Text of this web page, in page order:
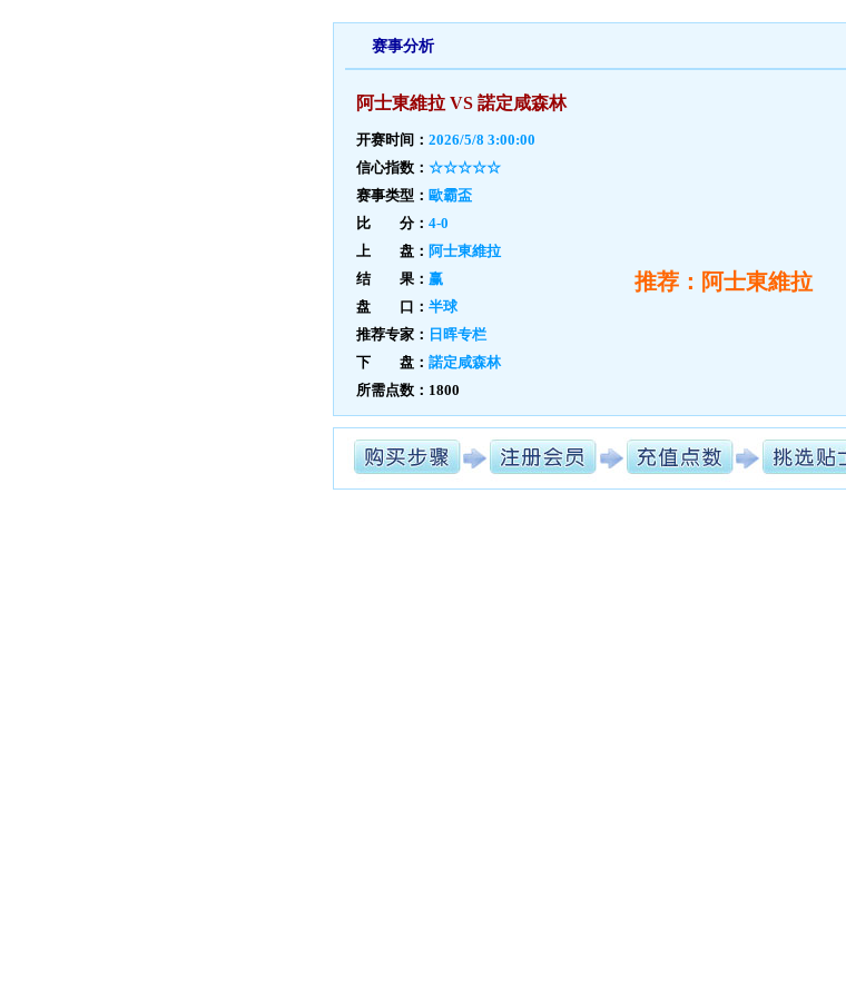
赛事分析
阿士東維拉 VS 諾定咸森林
开赛时间： 2026/5/8 3:00:00
信心指数： ☆☆☆☆☆
赛事类型： 歐霸盃
比 分： 4-0
上 盘： 阿士東維拉
结 果： 赢
盘 口： 半球
推荐专家： 日晖专栏
下 盘： 諾定咸森林
所需点数：1800
推荐：阿士東維拉